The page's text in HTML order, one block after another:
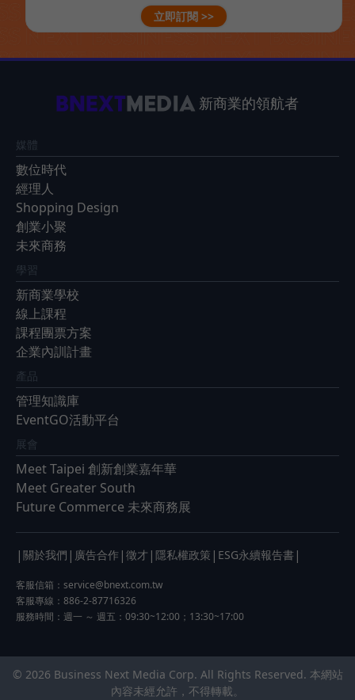
立即訂閱 >>
新商業的領航者
媒體
數位時代
經理人
Shopping Design
創業小聚
未來商務
學習
新商業學校
線上課程
課程團票方案
企業內訓計畫
產品
管理知識庫
EventGO活動平台
展會
Meet Taipei 創新創業嘉年華
Meet Greater South
Future Commerce 未來商務展
| 關於我們 | 廣告合作 | 徵才 | 隱私權政策 | ESG永續報告書 |
客服信箱： service@bnext.com.tw
客服專線：886-2-87716326
服務時間：週一 ～ 週五：09:30~12:00；13:30~17:00
© 2026 Business Next Media Corp. All Rights Reserved. 本網站
內容未經允許，不得轉載。